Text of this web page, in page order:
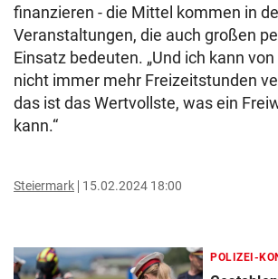
finanzieren - die Mittel kommen in
Veranstaltungen, die auch großen
Einsatz bedeuten. „Und ich kann
nicht immer mehr Freizeitstunden
das ist das Wertvollste, was ein
kann.“
Steiermark 15.02.2024 18:00
POLIZEI-